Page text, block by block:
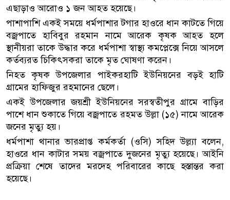
এছাড়াও আরোও ১ জন আহত হয়েছে।
পাশাপাশি একই সময়ে ধর্মপাশার টগার হাওরে ধান কাটতে গিয়ে
বজ্রপাতে হাবিবুর রহমান নামে আরেক কৃষক আহত হলে
স্থানীয়রা তাকে উদ্ধার করে ধর্মপাশা স্বাস্থ্য কমপ্লেক্সে নিয়ে আসলে
কর্তব্যরত চিকিৎসকরা তাকে মৃত ঘোষণা করেন।
নিহত কৃষক উপজেলার পাইকরহাটি ইউনিয়নের বড়ই হাটি
গ্রামের হাফিজুর রহমানের ছেলে।
একই উপজেলার জয়শ্রী ইউনিয়নের সরস্বতীপুর গ্রামে বাড়ির
পাশে ধান শুকাতে গিয়ে বজ্রপাতে রহমত উল্লা (১৫) নামে আরেক
জনের মৃত্যু হয়।
ধর্মপাশা থানার ভারপ্রাপ্ত কর্মকর্তা (ওসি) সহিদ উল্ল্যা বলেন,
হাওরে ধান কাটার সময় বজ্রপাতে দুজনের মৃত্যু হয়েছে। আইনি
প্রক্রিয়া শেষে তাদের মরদেহ পরিবারের কাছে হস্তান্তর করা
হয়েছে।